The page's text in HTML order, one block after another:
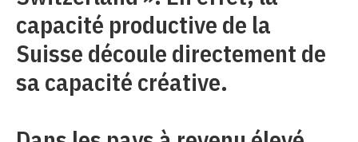
capacité productive de la
Suisse découle directement de
sa capacité créative.